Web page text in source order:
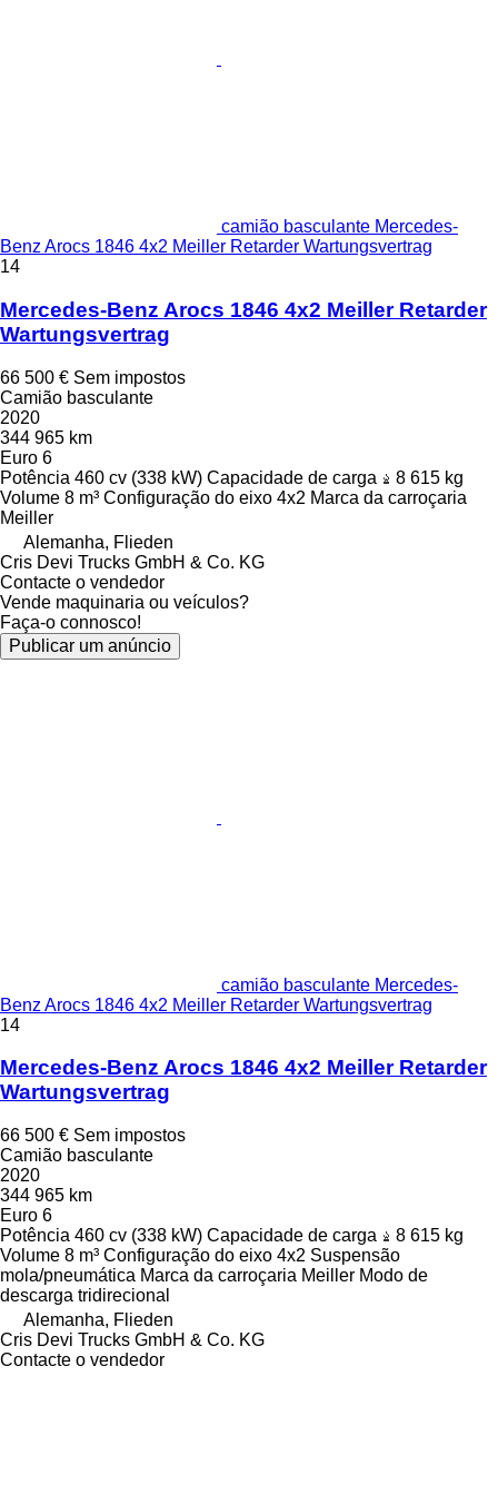
camião basculante Mercedes-
Benz Arocs 1846 4x2 Meiller Retarder Wartungsvertrag
14
Mercedes-Benz Arocs 1846 4x2 Meiller Retarder
Wartungsvertrag
66 500 € Sem impostos
Camião basculante
2020
344 965 km
Euro 6
Potência 460 cv (338 kW) Capacidade de carga
8 615 kg
Volume 8 m³ Configuração do eixo 4x2 Marca da carroçaria
Meiller
Alemanha, Flieden
Cris Devi Trucks GmbH & Co. KG
Contacte o vendedor
Vende maquinaria ou veículos?
Faça-o connosco!
Publicar um anúncio
camião basculante Mercedes-
Benz Arocs 1846 4x2 Meiller Retarder Wartungsvertrag
14
Mercedes-Benz Arocs 1846 4x2 Meiller Retarder
Wartungsvertrag
66 500 € Sem impostos
Camião basculante
2020
344 965 km
Euro 6
Potência 460 cv (338 kW) Capacidade de carga
8 615 kg
Volume 8 m³ Configuração do eixo 4x2 Suspensão
mola/pneumática Marca da carroçaria Meiller Modo de
descarga tridirecional
Alemanha, Flieden
Cris Devi Trucks GmbH & Co. KG
Contacte o vendedor